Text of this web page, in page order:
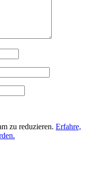
zu reduzieren. Erfahre,